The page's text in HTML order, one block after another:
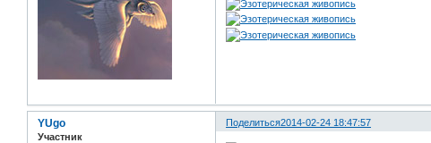
Поделиться2014-02-24 18:47:57
YUgo
Участник